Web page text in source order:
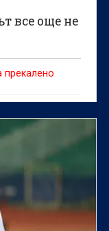
все още не